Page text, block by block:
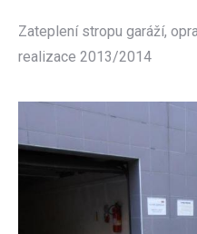
Zateplení stropu garáží,
realizace 2013/2014